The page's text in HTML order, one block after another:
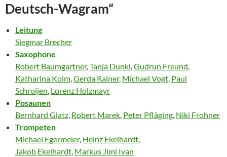
Deutsch-Wagram“
Leitung
Siegmar Brecher
Saxophone
Robert Baumgartner,Tanja Dunkl,Gudrun Freund,
Katharina Kolm,Gerda Rainer, Michael Vogt, Paul
Schroijen, Lorenz Holzmayr
Posaunen
Bernhard Glatz, Robert Marek, Peter Pfläging, Niki Frohner
Trompeten
Michael Egermeier, Heinz Ekelhardt,
Jakob Ekelhardt, Markus Jimi Ivan